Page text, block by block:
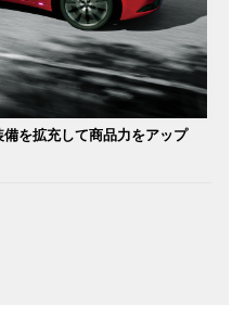
を拡充して商品力をアップ